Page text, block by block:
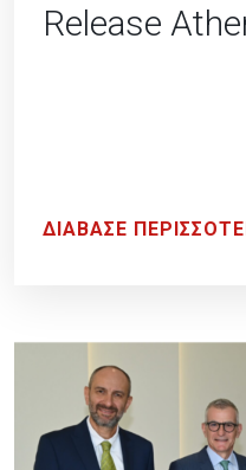
Release
ΔΙΑΒΑΣΕ